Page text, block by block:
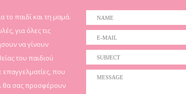
το παιδί και τη μαμά.
για όλες τις
να γίνουν
του παιδιού
που
θα σας προσφέρουν